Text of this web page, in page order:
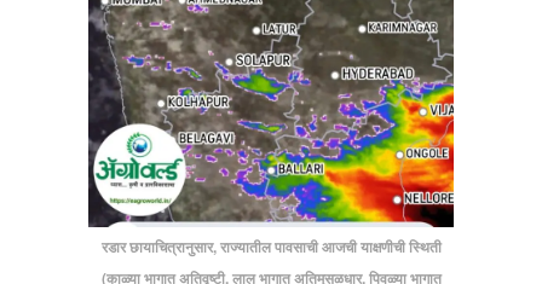
रडार छायाचित्रानुसार, राज्यातील पावसाची आजची याक्षणीची स्थिती
(काळ्या भागात अतिवृष्टी, लाल भागात अतिमुसळधार, पिवळ्या भागात